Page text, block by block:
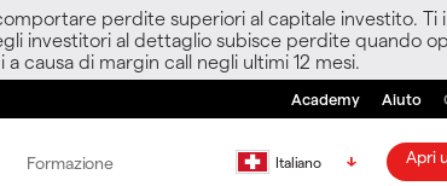
perdite superiori al capitale investito. Ti
investitori al dettaglio subisce perdite quando
causa di margin call negli ultimi 12 mesi.
Academy Aiuto
Formazione Italiano Apri